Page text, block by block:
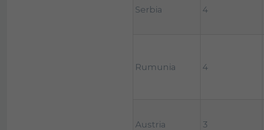
Serbia 4
Rumunia 4
Austria 3